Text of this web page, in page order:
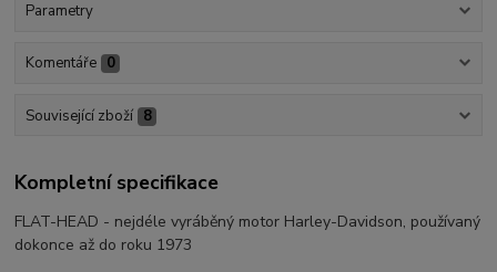
Parametry
Komentáře 0
Související zboží 8
Kompletní specifikace
FLAT-HEAD - nejdéle vyráběný motor Harley-Davidson, používaný
dokonce až do roku 1973